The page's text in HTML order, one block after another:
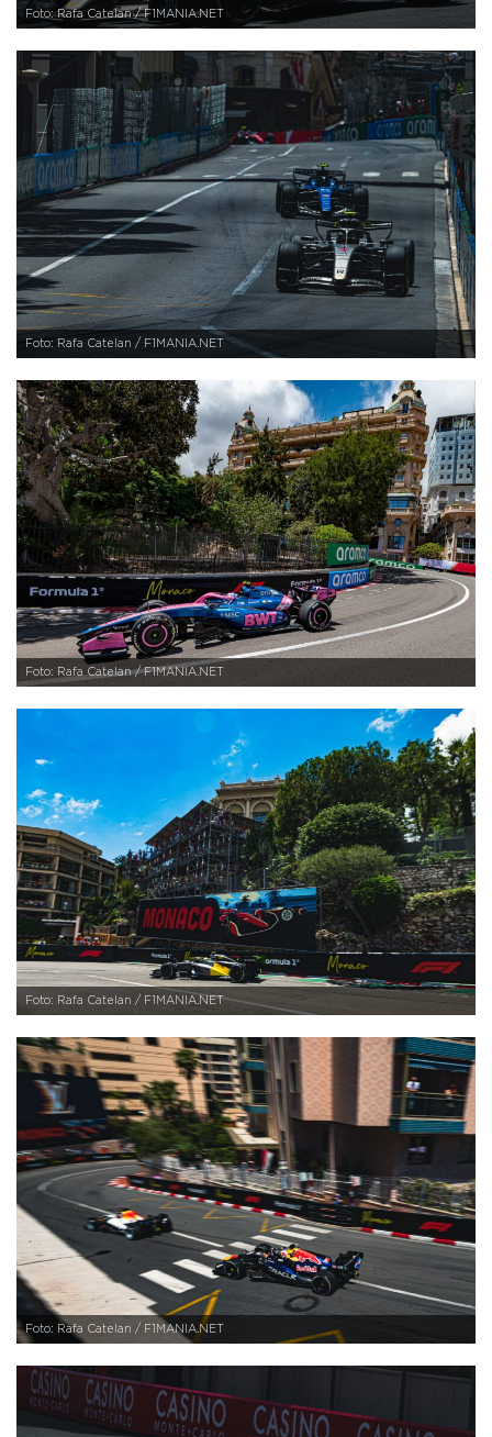
Foto: Rafa Catelan / F1MANIA.NET
Foto: Rafa Catelan / F1MANIA.NET
Foto: Rafa Catelan / F1MANIA.NET
Foto: Rafa Catelan / F1MANIA.NET
Foto: Rafa Catelan / F1MANIA.NET